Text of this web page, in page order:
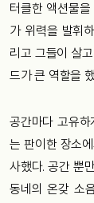
터클한 액션물을
가 위력을 발휘
리고 그들이 살고
드가큰 역할을
공간마다 고유하
는 판이한 장소
사했다.공간 뿐만
동네의 온갖 소